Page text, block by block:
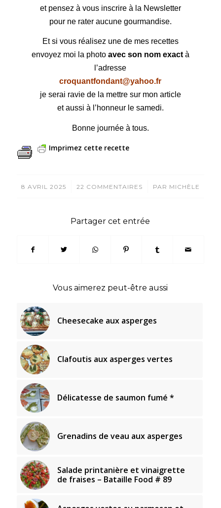
et pensez à vous inscrire à la Newsletter
pour ne rater aucune gourmandise.
Et si vous réalisez une de mes recettes
envoyez moi la photo avec son nom exactà
l’adresse
croquantfondant@yahoo.fr
je serai ravie de la mettre sur mon article
et aussi à l’honneur le samedi.
Bonne journée à tous.
Imprimez cette recette
8 AVRIL 2025
/ 22 COMMENTAIRES
/ PAR MICHÈLE
Partager cet entrée
Vous aimerez peut-être aussi
Cheesecake aux asperges
Clafoutis aux asperges vertes
Délicatesse de saumon fumé *
Grenadins de veau aux asperges
Salade printanière et vinaigrette
de fraises – Bataille Food # 89